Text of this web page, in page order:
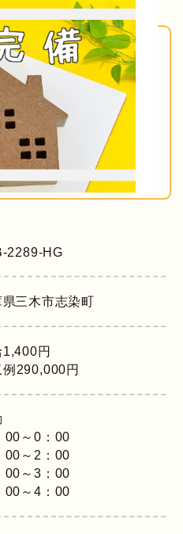
2289-HG
県三木市志染町
1,400円
例290,000円
00～0：00
00～2：00
00～3：00
00～4：00